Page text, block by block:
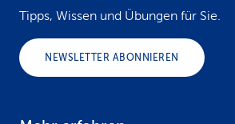
Tipps, Wissen und Übungen für Sie.
NEWSLETTER ABONNIEREN